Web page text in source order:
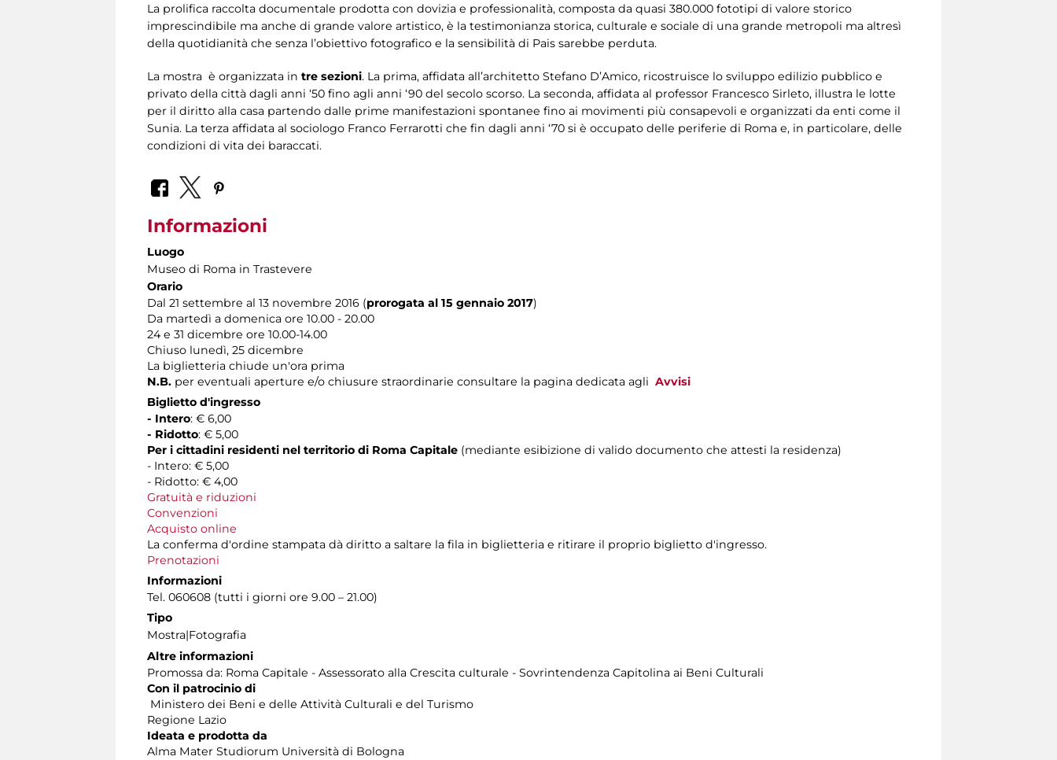
La prolifica raccolta documentale prodotta con dovizia e professionalità, composta da quasi 380.000 fototipi di valore storico
imprescindibile ma anche di grande valore artistico, è la testimonianza storica, culturale e sociale di una grande metropoli ma altresì
della quotidianità che senza l’obiettivo fotografico e la sensibilità di Pais sarebbe perduta.
La mostra è organizzata in tre sezioni. La prima, affidata all’architetto Stefano D’Amico, ricostruisce lo sviluppo edilizio pubblico e
privato della città dagli anni ‘50 fino agli anni ‘90 del secolo scorso. La seconda, affidata al professor Francesco Sirleto, illustra le lotte
per il diritto alla casa partendo dalle prime manifestazioni spontanee fino ai movimenti più consapevoli e organizzati da enti come il
Sunia. La terza affidata al sociologo Franco Ferrarotti che fin dagli anni ‘70 si è occupato delle periferie di Roma e, in particolare, delle
condizioni di vita dei baraccati.
Informazioni
Luogo
Museo di Roma in Trastevere
Orario
Dal 21 settembre al 13 novembre 2016 (prorogata al 15 gennaio 2017)
Da martedì a domenica ore 10.00 - 20.00
24 e 31 dicembre ore 10.00-14.00
Chiuso lunedì, 25 dicembre
La biglietteria chiude un'ora prima
N.B. per eventuali aperture e/o chiusure straordinarie consultare la pagina dedicata agli Avvisi
Biglietto d'ingresso
- Intero: € 6,00
- Ridotto: € 5,00
Per i cittadini residenti nel territorio di Roma Capitale (mediante esibizione di valido documento che attesti la residenza)
- Intero: € 5,00
- Ridotto: € 4,00
Gratuità e riduzioni
Convenzioni
Acquisto online
La conferma d'ordine stampata dà diritto a saltare la fila in biglietteria e ritirare il proprio biglietto d'ingresso.
Prenotazioni
Informazioni
Tel. 060608 (tutti i giorni ore 9.00 – 21.00)
Tipo
Mostra|Fotografia
Altre informazioni
Promossa da: Roma Capitale - Assessorato alla Crescita culturale - Sovrintendenza Capitolina ai Beni Culturali
Con il patrocinio di
Ministero dei Beni e delle Attività Culturali e del Turismo
Regione Lazio
Ideata e prodotta da
Alma Mater Studiorum Università di Bologna